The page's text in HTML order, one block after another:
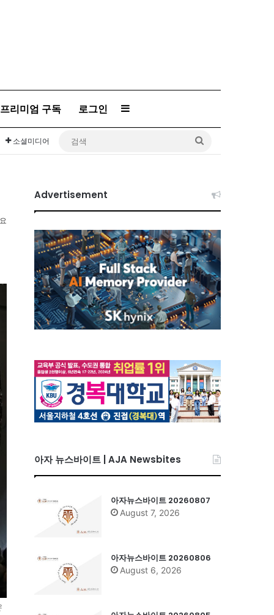
프리미엄 구독 로그인 Sidebar
소셜미디어
Advertisement
아자 뉴스바이트 | AJA Newsbites
아자뉴스바이트 20260807
August 7, 2026
아자뉴스바이트 20260806
August 6, 2026